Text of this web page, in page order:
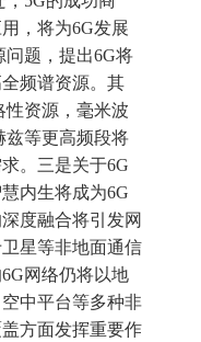
，将为6G发展
问题，提出6G将
频谱资源。其
性资源，毫米波
兹等更高频段将
。三是关于6G
内生将成为6G
度融合将引发网
星等非地面通信
网络仍将以地
中平台等多种非
方面发挥重要作